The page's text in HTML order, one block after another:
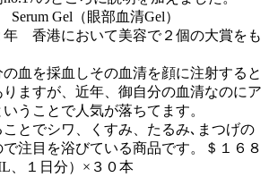
Gel（眼部血清Gel）
年 香港において美容で２個の大賞をも
血を採血しその血清を顔に注射すると
ますが、近年、御自分の血清なのにア
うことで人気が落ちてます。
とでシワ、くすみ、たるみ､まつげの
注目を浴びている商品です。＄１６８
、１日分）×３０本